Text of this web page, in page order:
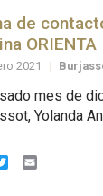
de
ORIENTA
2021 |
mes de
Yolanda
TwitterEmail